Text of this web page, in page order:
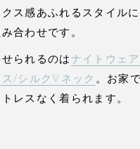
ス感あふれるスタイル
合わせです。
られるのは ナイトウェ
/シルクVネック 。お家
レスなく着られます。